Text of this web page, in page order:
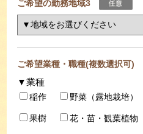
ご希望の勤務地域3
ご希望業種・職種(複数選択可)
▼業種
稲作 野菜（露地栽培）
果樹 花・苗・観葉植物